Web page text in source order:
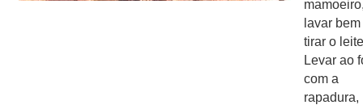
lavar
tirar o
Levar ao
com a
rapadura,